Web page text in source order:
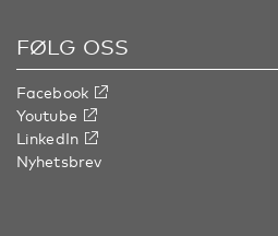
FØLG OSS
Facebook
Youtube
LinkedIn
Nyhetsbrev